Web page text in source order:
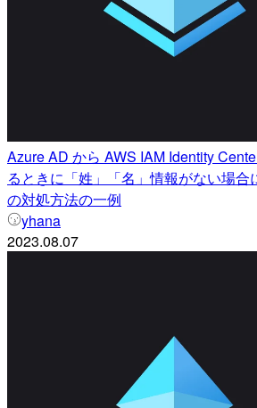
Azure AD から AWS IAM Identity
るときに「姓」「名」情報がない場合
の対処方法の一例
yhana
2023.08.07